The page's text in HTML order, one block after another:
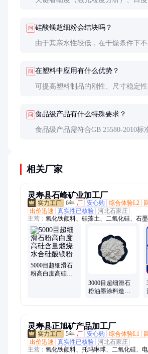
问 硅酸镁超细粉会结块吗？
由于其亲水性较低，在干燥条件下
问 在塑料中应用有什么优势？
可提高塑料制品的刚性、尺寸稳定
问 食品级产品有什么特殊要求？
食品级产品需符合GB 25580-2010标
相关厂家
灵寿县石峰矿业加工厂
6年 厂 安心购 综合体验L2
出价迅速
真实性已核验 河北石家庄
主营： 氧化铁颜料、硅藻土、二氧化硅、石
铝粉、硅灰石粉、电气石
5000目超细滑石
粉高白度高硅含
3000目超细滑石
粉油墨涂料造纸
灵寿县正旭矿产品加工厂
5年 厂 安心购 综合体验L1
出价迅速
真实性已核验 河北石家庄
主营： 氧化铁颜料、托玛琳球、二氧化硅、